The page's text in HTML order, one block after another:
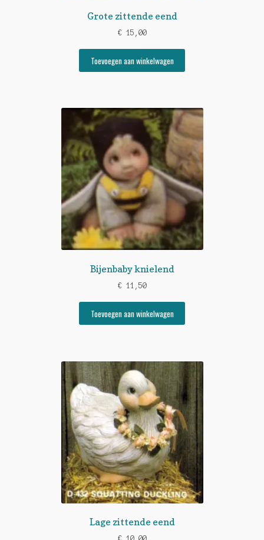
Grote zittende eend
€ 15,00
Toevoegen aan winkelwagen
Bijenbaby knielend
€ 11,50
Toevoegen aan winkelwagen
Lage zittende eend